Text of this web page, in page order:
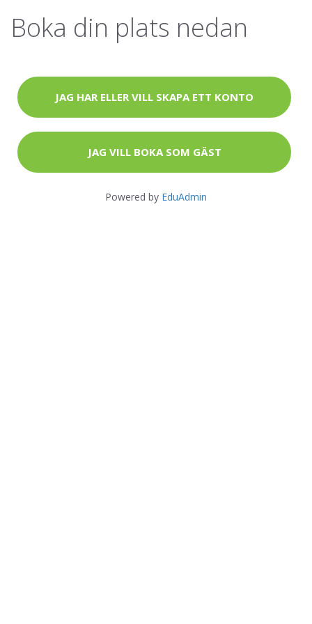
Boka din plats nedan
JAG HAR ELLER VILL SKAPA ETT KONTO
JAG VILL BOKA SOM GÄST
Powered by EduAdmin